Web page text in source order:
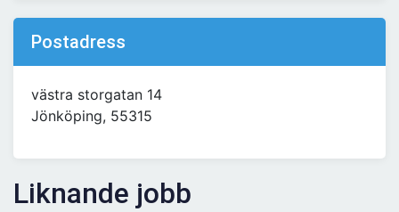
Postadress
västra storgatan 14
Jönköping, 55315
Liknande jobb